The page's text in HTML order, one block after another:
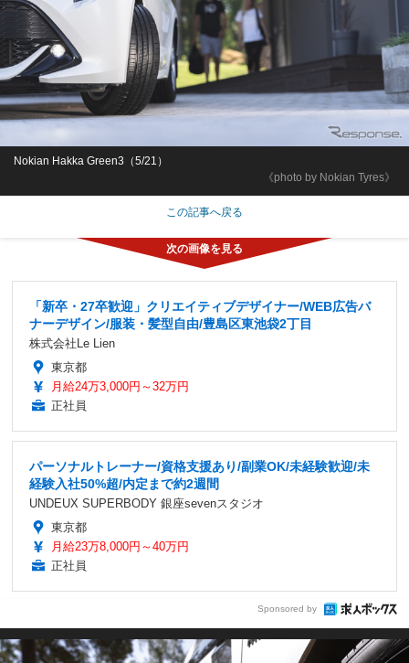
《photo by Nokian Tyres》
Nokian Hakka Green3（5/21）
この記事へ戻る
「新卒・27卒歓迎」クリエイティブデザイナー/WEB広告バ
ナーデザイン/服装・髪型自由/豊島区東池袋2丁目
株式会社Le Lien
東京都
月給24万3,000円～32万円
正社員
パーソナルトレーナー/資格支援あり/副業OK/未経験歓迎/未
経験入社50%超/内定まで約2週間
UNDEUX SUPERBODY 銀座sevenスタジオ
東京都
月給23万8,000円～40万円
正社員
Sponsored by